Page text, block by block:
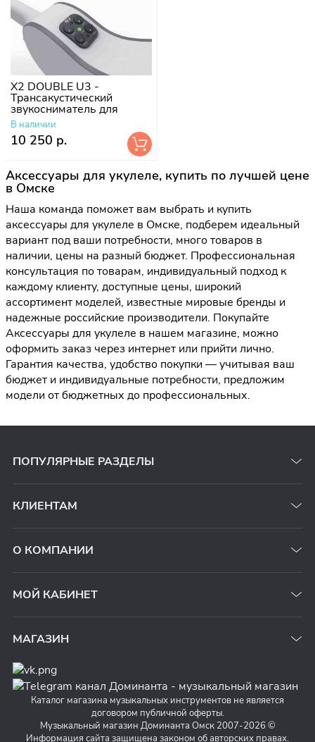
X2 DOUBLE U3 -
Трансакустический
звукосниматель для
укулеле, врезной
В наличии
10 250 р.
Аксессуары для укулеле, купить по лучшей цене
в Омске
Наша команда поможет вам выбрать и купить
аксессуары для укулеле в Омске, подберем идеальный
вариант под ваши потребности, много товаров в
наличии, цены на разный бюджет. Профессиональная
консультация по товарам, индивидуальный подход к
каждому клиенту, доступные цены, широкий
ассортимент моделей, известные мировые бренды и
надежные российские производители. Покупайте
Аксессуары для укулеле в нашем магазине, можно
оформить заказ через интернет или прийти лично.
Гарантия качества, удобство покупки — учитывая ваш
бюджет и индивидуальные потребности, предложим
модели от бюджетных до профессиональных.
ПОПУЛЯРНЫЕ РАЗДЕЛЫ
КЛИЕНТАМ
О КОМПАНИИ
МОЙ КАБИНЕТ
МАГАЗИН
Каталог магазина музыкальных инструментов не является
договором публичной оферты.
Музыкальный магазин Доминанта Омск 2007-2026 ©
Информация сайта защищена законом об авторских правах.